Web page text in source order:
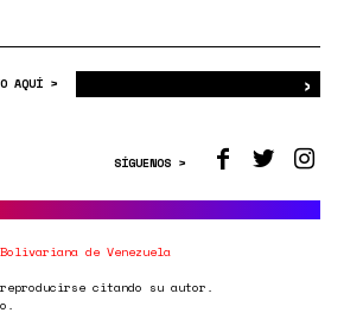
AQUÍ > ›
SÍGUENOS >
de Venezuela
citando su autor.